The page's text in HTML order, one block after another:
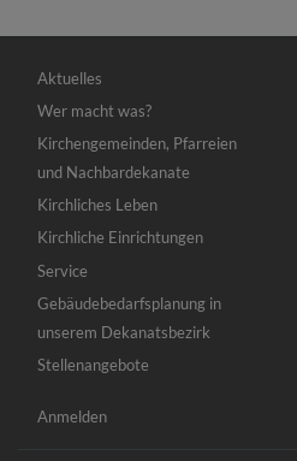
Hauptnavigation
Aktuelles
Wer macht was?
Kirchengemeinden, Pfarreien
und Nachbardekanate
Kirchliches Leben
Kirchliche Einrichtungen
Service
Gebäudebedarfsplanung in
unserem Dekanatsbezirk
Stellenangebote
Benutzermenü
Anmelden